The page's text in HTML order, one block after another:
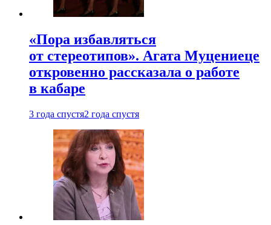
«Пора избавляться
от стереотипов». Агата Муцениеце
откровенно рассказала о работе
в кабаре
3 года спустя2 года спустя